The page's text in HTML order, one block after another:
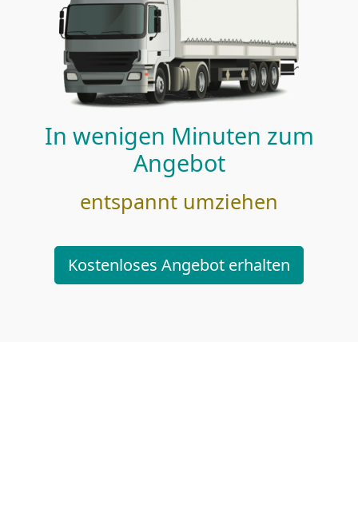
In wenigen Minuten zum
Angebot
entspannt umziehen
Kostenloses Angebot erhalten